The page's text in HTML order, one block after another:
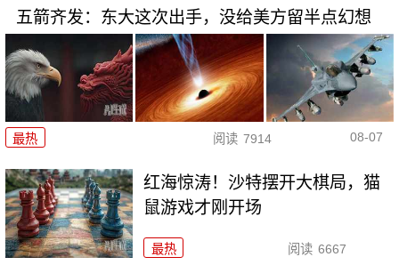
五箭齐发：东大这次出手，没给美方留半点幻想
最热 阅读 7914 08-07
红海惊涛！沙特摆开大棋局，猫
鼠游戏才刚开场
最热 阅读 6667